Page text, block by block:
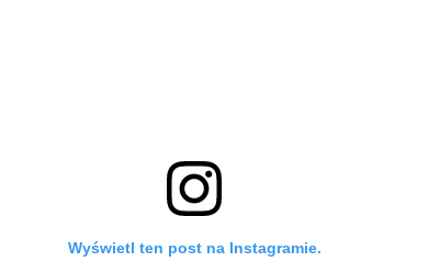
Wyświetl ten post na Instagramie.